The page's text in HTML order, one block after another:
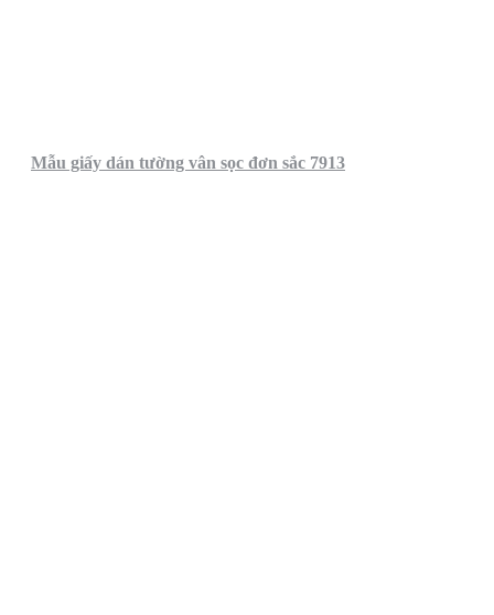
Mẫu giấy dán tường vân sọc đơn sắc 7913